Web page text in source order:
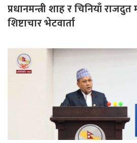
प्रधानमन्त्री शाह र चिनियाँ
शिष्टाचार भेटवार्ता